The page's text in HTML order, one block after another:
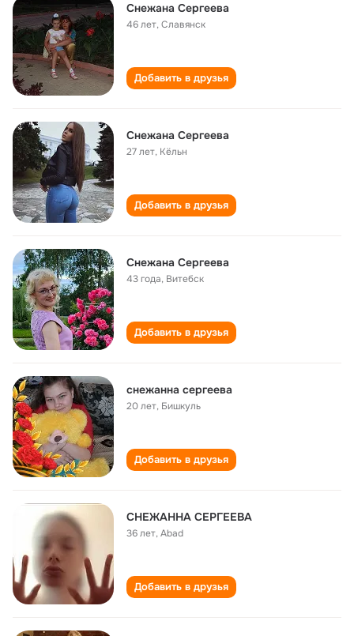
Снежана Сергеева
46 лет,Славянск
Добавить в друзья
Снежана Сергеева
27 лет, Кёльн
Добавить в друзья
Снежана Сергеева
43 года, Витебск
Добавить в друзья
снежанна сергеева
20 лет, Бишкуль
Добавить в друзья
СНЕЖАННА СЕРГЕЕВА
36 лет,Abad
Добавить в друзья